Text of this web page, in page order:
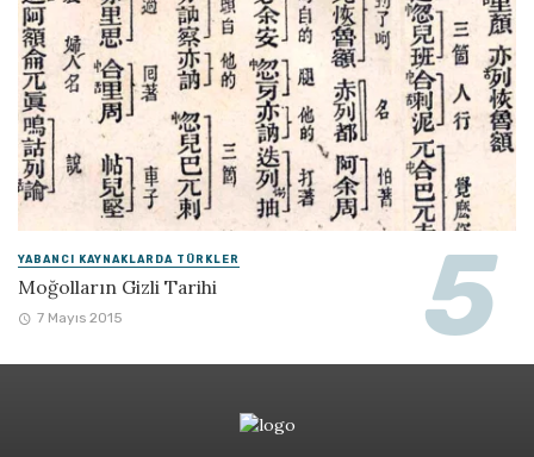
YABANCI KAYNAKLARDA TÜRKLER
Moğolların Gizli Tarihi
7 Mayıs 2015